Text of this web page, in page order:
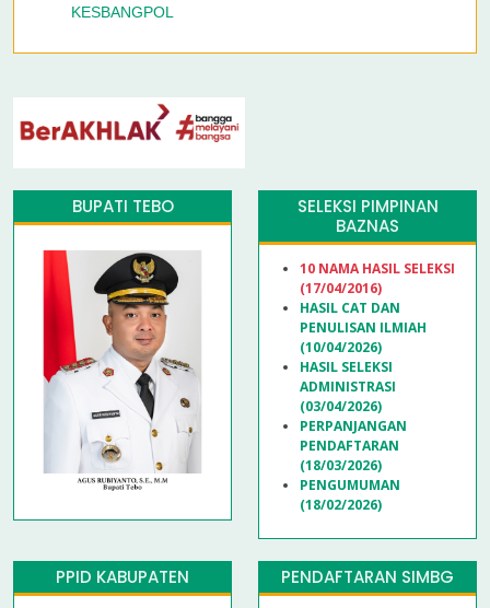
KESBANGPOL
BUPATI TEBO
SELEKSI PIMPINAN
BAZNAS
10 NAMA HASIL SELEKSI
(17/04/2016)
HASIL CAT DAN
PENULISAN ILMIAH
(10/04/2026)
HASIL SELEKSI
ADMINISTRASI
(03/04/2026)
PERPANJANGAN
PENDAFTARAN
(18/03/2026)
PENGUMUMAN
(18/02/2026)
PPID KABUPATEN PENDAFTARAN SIMBG